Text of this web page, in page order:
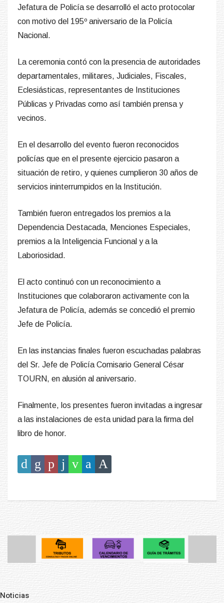
Jefatura de Policía se desarrolló el acto protocolar
con motivo del 195º aniversario de la Policía
Nacional.
La ceremonia contó con la presencia de autoridades
departamentales, militares, Judiciales, Fiscales,
Eclesiásticas, representantes de Instituciones
Públicas y Privadas como así también prensa y
vecinos.
En el desarrollo del evento fueron reconocidos
policías que en el presente ejercicio pasaron a
situación de retiro, y quienes cumplieron 30 años de
servicios ininterrumpidos en la Institución.
También fueron entregados los premios a la
Dependencia Destacada, Menciones Especiales,
premios a la Inteligencia Funcional y a la
Laboriosidad.
El acto continuó con un reconocimiento a
Instituciones que colaboraron activamente con la
Jefatura de Policía, además se concedió el premio
Jefe de Policía.
En las instancias finales fueron escuchadas palabras
del Sr. Jefe de Policía Comisario General César
TOURN, en alusión al aniversario.
Finalmente, los presentes fueron invitadas a ingresar
a las instalaciones de esta unidad para la firma del
libro de honor.
Noticias